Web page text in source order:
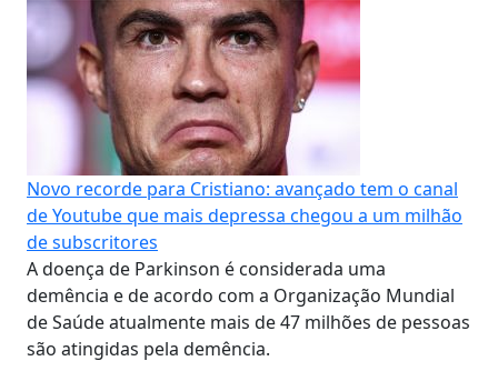
Novo recorde para Cristiano: avançado tem o canal
de Youtube que mais depressa chegou a um milhão
de subscritores
A doença de Parkinson é considerada uma
demência e de acordo com a Organização Mundial
de Saúde atualmente mais de 47 milhões de pessoas
são atingidas pela demência.